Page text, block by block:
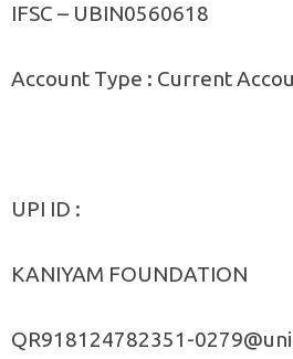
IFSC – UBIN0560618
Account Type : Current
UPI ID :
KANIYAM FOUNDATION
QR918124782351-